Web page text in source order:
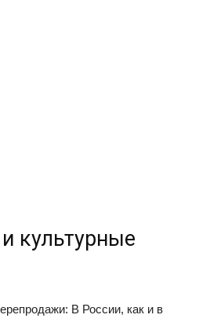
культурные
В России, как и в